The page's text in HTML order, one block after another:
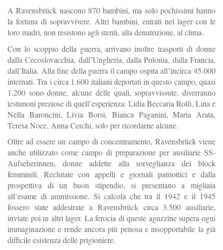
A Ravensbrück nascono 870 bambini, ma solo pochissimi hanno
la fortuna di sopravvivere. Altri bambini, entrati nel lager con le
loro madri, non resistono agli stenti, alla denutrizione, al clima.
Con lo scoppio della guerra, arrivano inoltre trasporti di donne
dalla Cecoslovacchia, dall’Ungheria, dalla Polonia, dalla Francia,
dall’Italia. Alla fine della guerra il campo ospita all’incirca 45.000
internati. Tra i circa 1.600 italiani deportati in questo campo, quasi
1.200 sono donne, alcune delle quali, sopravvissute, diverranno
testimoni preziose di quell’esperienza: Lidia Beccaria Rolfi, Lina e
Nella Baroncini, Livia Borsi, Bianca Paganini, Maria Arata,
Teresa Noce, Anna Cerchi, solo per ricordarne alcune.
Oltre ad essere un campo di concentramento, Ravensbrück viene
anche utilizzato come campo di preparazione per ausiliarie SS-
Aufseherinnen, donne addette alla sorveglianza dei block
femminili. Reclutate con appelli e giornali patriottici e dalla
prospettiva di un buon stipendio, si presentano a migliaia
all’esame di ammissione. Si calcola che tra il 1942 e il 1945
fossero state addestrate a Ravensbrück circa 3.500 ausiliarie,
inviate poi in altri lager. La ferocia di queste aguzzine supera ogni
immaginazione e rende ancora più penosa e insopportabile la già
difficile esistenza delle prigioniere.